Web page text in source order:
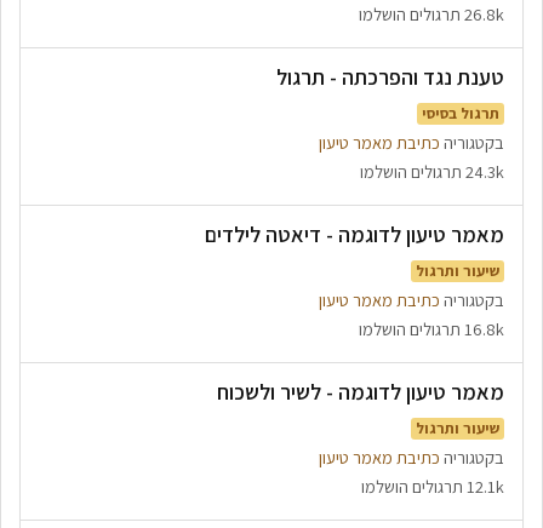
26.8k תרגולים הושלמו
טענת נגד והפרכתה - תרגול
תרגול בסיסי
בקטגוריה כתיבת מאמר טיעון
24.3k תרגולים הושלמו
מאמר טיעון לדוגמה - דיאטה לילדים
שיעור ותרגול
בקטגוריה כתיבת מאמר טיעון
16.8k תרגולים הושלמו
מאמר טיעון לדוגמה - לשיר ולשכוח
שיעור ותרגול
בקטגוריה כתיבת מאמר טיעון
12.1k תרגולים הושלמו